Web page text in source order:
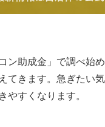
コン助成金」で調べ始
てきます。急ぎたい
やすくなります。